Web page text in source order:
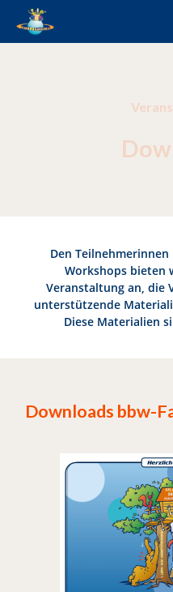
Den
Workshops bieten
Veranstaltung an, die
unterstützende
Diese Materialien
Downloads bbw-